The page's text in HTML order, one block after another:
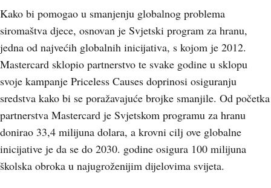
Kako bi pomogao u smanjenju globalnog problema
siromaštva djece, osnovan je Svjetski program za hranu,
jedna od najvećih globalnih inicijativa, s kojom je 2012.
Mastercard sklopio partnerstvo te svake godine u sklopu
svoje kampanje Priceless Causes doprinosi osiguranju
sredstva kako bi se poražavajuće brojke smanjile. Od početka
partnerstva Mastercard je Svjetskom programu za hranu
donirao 33,4 milijuna dolara, a krovni cilj ove globalne
inicijative je da se do 2030. godine osigura 100 milijuna
školska obroka u najugroženijim dijelovima svijeta.